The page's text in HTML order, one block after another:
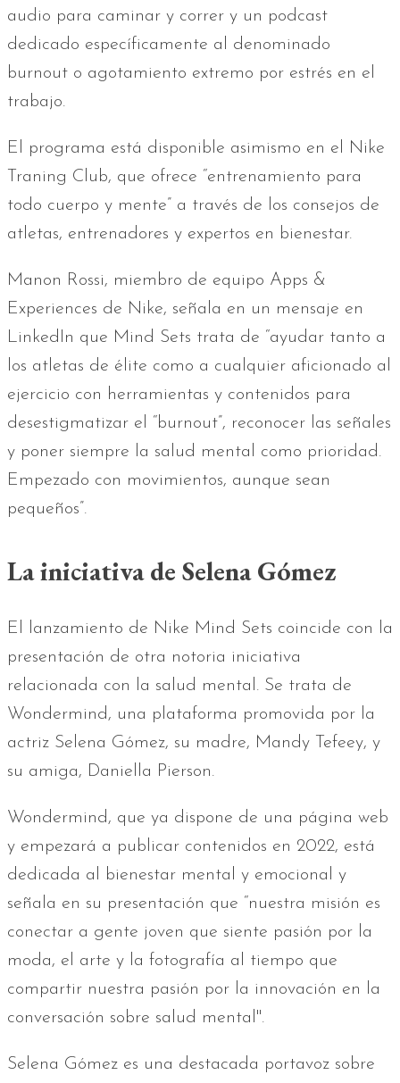
audio para caminar y correr y un podcast
dedicado específicamente al denominado
burnout o agotamiento extremo por estrés en el
trabajo.
El programa está disponible asimismo en el Nike
Traning Club, que ofrece “entrenamiento para
todo cuerpo y mente” a través de los consejos de
atletas, entrenadores y expertos en bienestar.
Manon Rossi, miembro de equipo Apps &
Experiences de Nike, señala en un mensaje en
LinkedIn que Mind Sets trata de “ayudar tanto a
los atletas de élite como a cualquier aficionado al
ejercicio con herramientas y contenidos para
desestigmatizar el “burnout”, reconocer las señales
y poner siempre la salud mental como prioridad.
Empezado con movimientos, aunque sean
pequeños”.
La iniciativa de Selena Gómez
El lanzamiento de Nike Mind Sets coincide con la
presentación de otra notoria iniciativa
relacionada con la salud mental. Se trata de
Wondermind, una plataforma promovida por la
actriz Selena Gómez, su madre, Mandy Tefeey, y
su amiga, Daniella Pierson.
Wondermind, que ya dispone de una página web
y empezará a publicar contenidos en 2022, está
dedicada al bienestar mental y emocional y
señala en su presentación que “nuestra misión es
conectar a gente joven que siente pasión por la
moda, el arte y la fotografía al tiempo que
compartir nuestra pasión por la innovación en la
conversación sobre salud mental".
Selena Gómez es una destacada portavoz sobre